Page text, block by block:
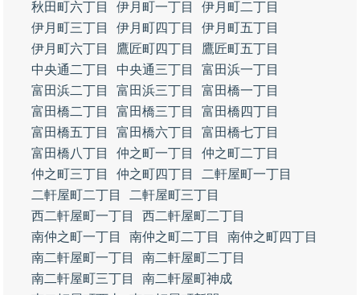
秋田町六丁目
伊月町一丁目
伊月町二丁目
伊月町三丁目
伊月町四丁目
伊月町五丁目
伊月町六丁目
鷹匠町四丁目
鷹匠町五丁目
中央通二丁目
中央通三丁目
富田浜一丁目
富田浜二丁目
富田浜三丁目
富田橋一丁目
富田橋二丁目
富田橋三丁目
富田橋四丁目
富田橋五丁目
富田橋六丁目
富田橋七丁目
富田橋八丁目
仲之町一丁目
仲之町二丁目
仲之町三丁目
仲之町四丁目
二軒屋町一丁目
二軒屋町二丁目
二軒屋町三丁目
西二軒屋町一丁目
西二軒屋町二丁目
南仲之町一丁目
南仲之町二丁目
南仲之町四丁目
南二軒屋町一丁目
南二軒屋町二丁目
南二軒屋町三丁目
南二軒屋町神成